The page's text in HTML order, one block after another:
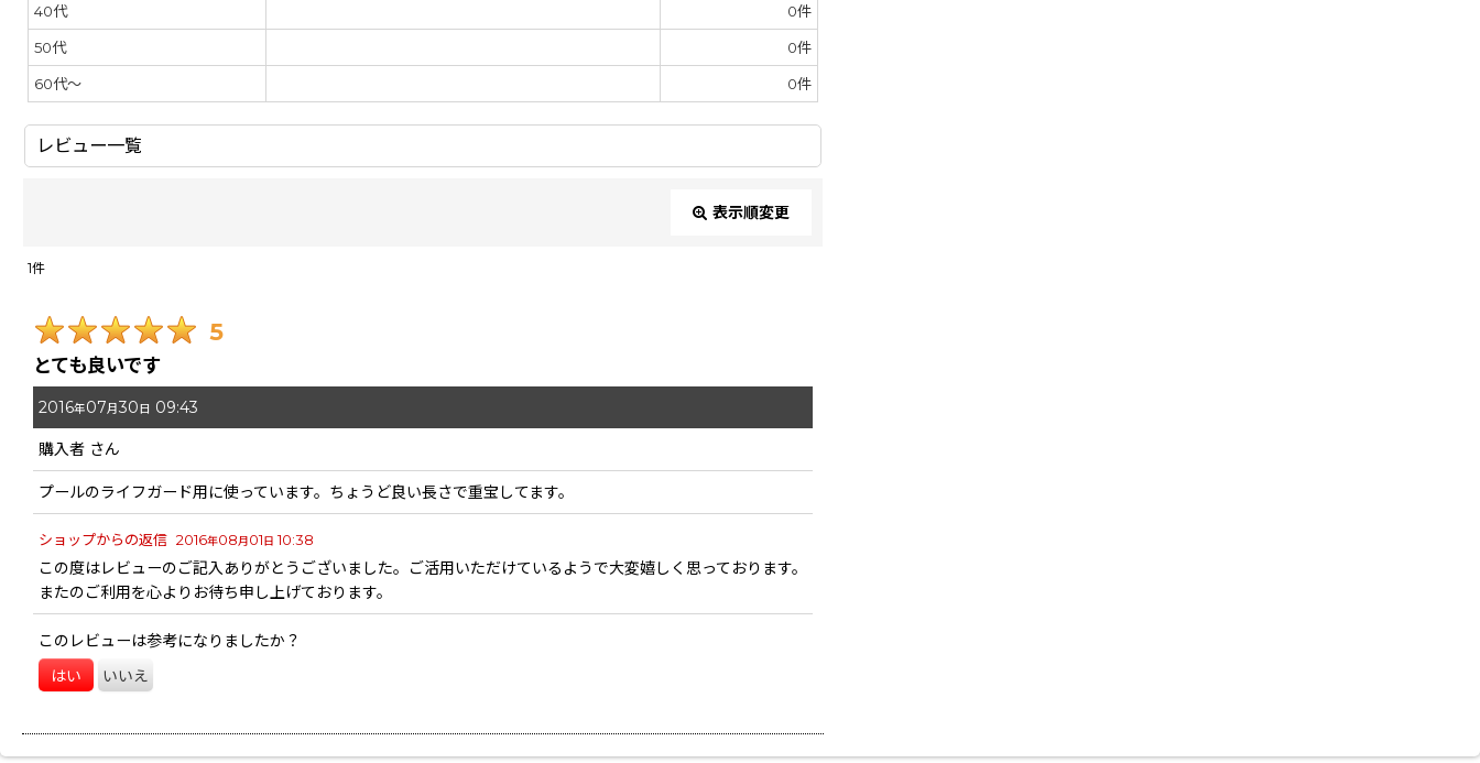
40代 0件
50代 0件
60代～ 0件
レビュー一覧
表示順変更
期間 :
画像:
星の数:
年代:
性別:
並び順
1件
5
とても良いです
2016年07月 30 日 09:43
購入者 さん
プールのライフガード用に使っています。ちょうど良い長さで重宝してます。
ショップからの返信 2016年08月 01 日 10:38
この度はレビューのご記入ありがとうございました。ご活用いただけているようで大変嬉しく思っております。
またのご利用を心よりお待ち申し上げております。
このレビューは参考になりましたか？
はい いいえ